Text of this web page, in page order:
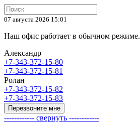
07 августа 2026 15:01
Наш офис работает в обычном режиме.
Александр
+7-343-372-15-80
+7-343-372-15-81
Ролан
+7-343-372-15-82
+7-343-372-15-83
Перезвоните мне
------------ свернуть ------------